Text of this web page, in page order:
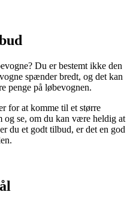
Du er bestemt ikke den
spænder bredt, og det kan
penge på løbevognen.
for at komme til et større
og se, om du kan være heldig at
du et godt tilbud, er det en god